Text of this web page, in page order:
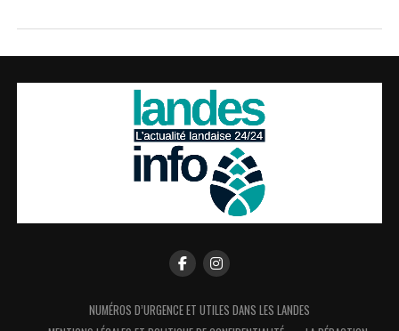
NUMÉROS D’URGENCE ET UTILES DANS LES LANDES